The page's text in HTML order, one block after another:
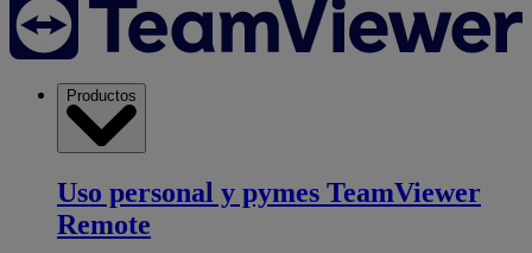
Productos
Uso personal y pymes TeamViewer
Remote